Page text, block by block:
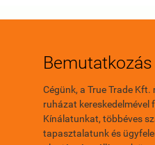
Bemutatkozás
Cégünk, a True Trade
ruházat kereskedelmével
Kínálatunkat, többéves
tapasztalatunk és